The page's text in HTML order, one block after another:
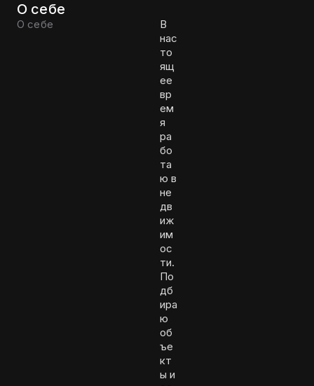
О себе
О себе
В
нас
то
ящ
ее
вр
ем
я
ра
бо
та
ю в
не
дв
иж
им
ос
ти.
По
дб
ира
ю
об
ъе
кт
ы и